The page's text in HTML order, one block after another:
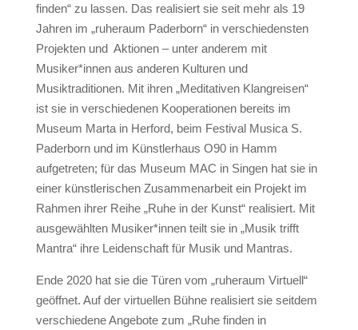
finden“ zu lassen. Das realisiert sie seit mehr als 19
Jahren im „ruheraum Paderborn“ in verschiedensten
Projekten und Aktionen – unter anderem mit
Musiker*innen aus anderen Kulturen und
Musiktraditionen. Mit ihren „Meditativen Klangreisen“
ist sie in verschiedenen Kooperationen bereits im
Museum Marta in Herford, beim Festival Musica S.
Paderborn und im Künstlerhaus O90 in Hamm
aufgetreten; für das Museum MAC in Singen hat sie in
einer künstlerischen Zusammenarbeit ein Projekt im
Rahmen ihrer Reihe „Ruhe in der Kunst“ realisiert. Mit
ausgewählten Musiker*innen teilt sie in „Musik trifft
Mantra“ ihre Leidenschaft für Musik und Mantras.
Ende 2020 hat sie die Türen vom „ruheraum Virtuell“
geöffnet. Auf der virtuellen Bühne realisiert sie seitdem
verschiedene Angebote zum „Ruhe finden in